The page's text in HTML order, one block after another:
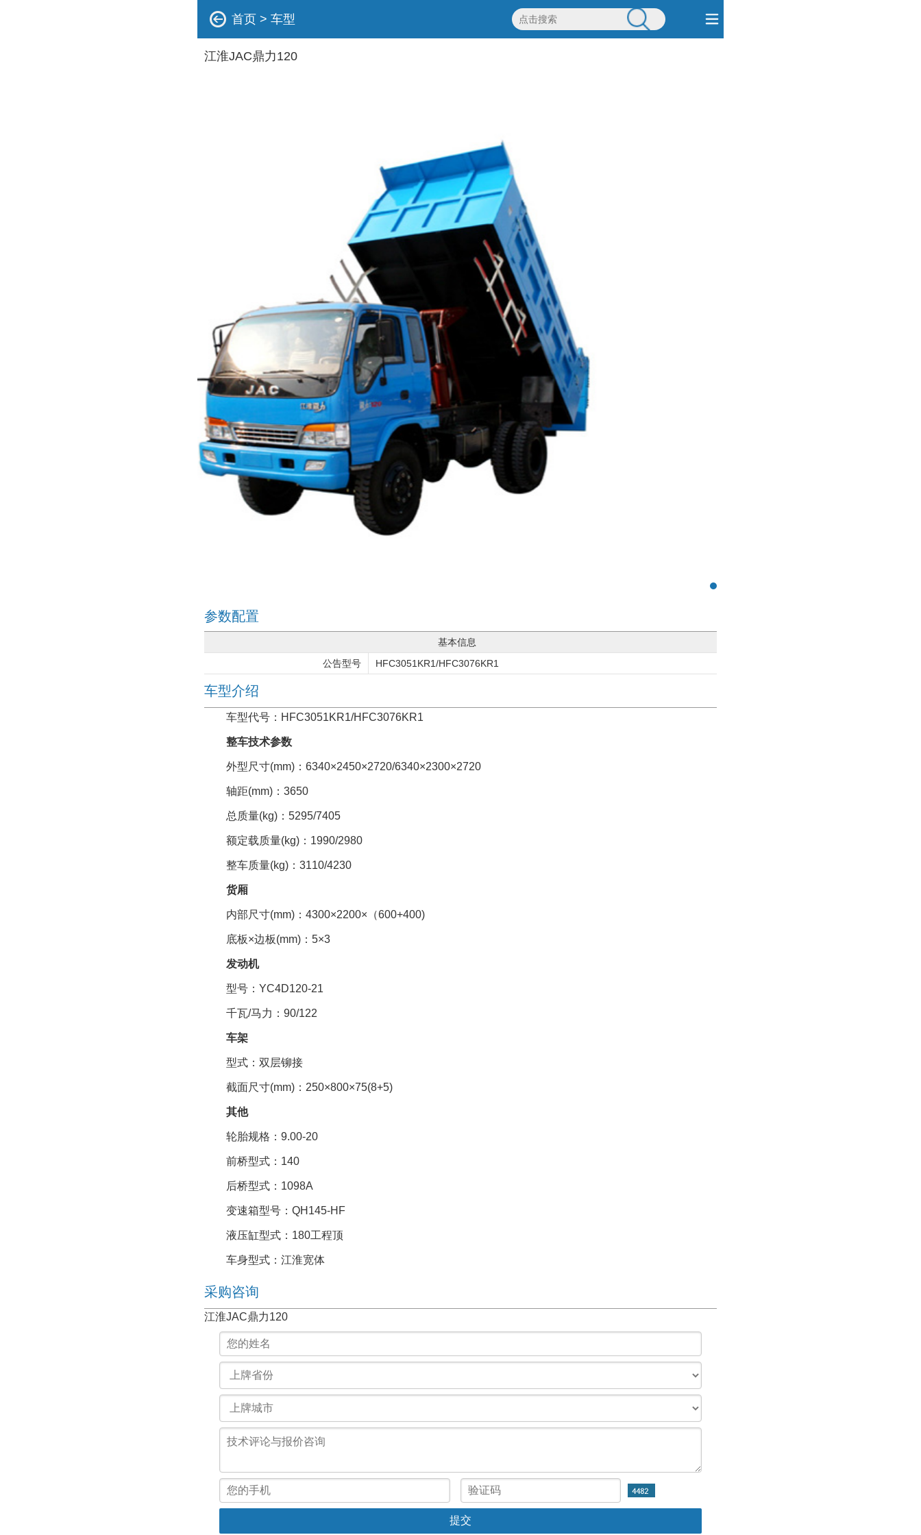
首页 > 车型
江淮JAC鼎力120
参数配置
基本信息
公告型号
HFC3051KR1/HFC3076KR1
车型介绍
车型代号：HFC3051KR1/HFC3076KR1
整车技术参数
外型尺寸(mm)：6340×2450×2720/6340×2300×2720
轴距(mm)：3650
总质量(kg)：5295/7405
额定载质量(kg)：1990/2980
整车质量(kg)：3110/4230
货厢
内部尺寸(mm)：4300×2200×（600+400)
底板×边板(mm)：5×3
发动机
型号：YC4D120-21
千瓦/马力：90/122
车架
型式：双层铆接
截面尺寸(mm)：250×800×75(8+5)
其他
轮胎规格：9.00-20
前桥型式：140
后桥型式：1098A
变速箱型号：QH145-HF
液压缸型式：180工程顶
车身型式：江淮宽体
采购咨询
江淮JAC鼎力120